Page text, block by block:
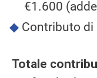
€1.600
Contributo di
Totale